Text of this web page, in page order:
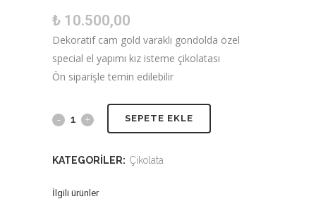
₺ 10.500,00
Dekoratif cam gold varaklı gondolda özel
special el yapımı kız isteme çikolatası
Ön siparişle temin edilebilir
SEPETE EKLE
KATEGORILER: Çikolata
İlgili ürünler